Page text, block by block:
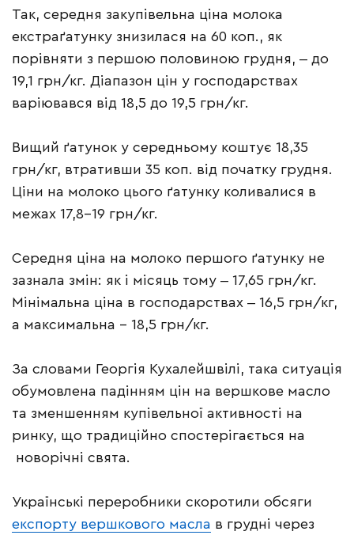
Так, середня закупівельна ціна молока
екстраґатунку знизилася на 60 коп., як
порівняти з першою половиною грудня, ‒ до
19,1 грн/кг. Діапазон цін у господарствах
варіювався від 18,5 до 19,5 грн/кг.
Вищий ґатунок у середньому коштує 18,35
грн/кг, втративши 35 коп. від початку грудня.
Ціни на молоко цього ґатунку коливалися в
межах 17,8-19 грн/кг.
Середня ціна на молоко першого ґатунку не
зазнала змін: як і місяць тому ‒ 17,65 грн/кг.
Мінімальна ціна в господарствах ‒ 16,5 грн/кг,
а максимальна – 18,5 грн/кг.
За словами Георгія Кухалейшвілі, така ситуація
обумовлена падінням цін на вершкове масло
та зменшенням купівельної активності на
ринку, що традиційно спостерігається на
новорічні свята.
Українські переробники скоротили обсяги
експорту вершкового масла в грудні через